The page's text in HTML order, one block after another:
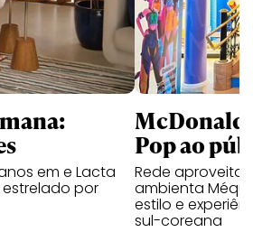
em e Lacta
por
Pop ao
Rede aproveita
ambienta Méqui
estilo e
sul-coreana